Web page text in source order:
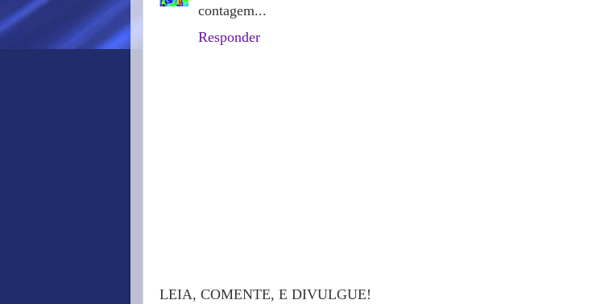
contagem...
Responder
LEIA, COMENTE, E DIVULGUE!